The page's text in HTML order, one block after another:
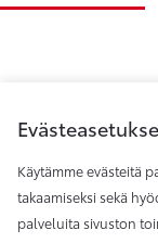
Käytämme evästeitä
takaamiseksi sekä
palveluita sivuston